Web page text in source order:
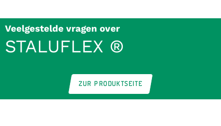
Veelgestelde vragen over
STALUFLEX ®
ZUR PRODUKTSEITE